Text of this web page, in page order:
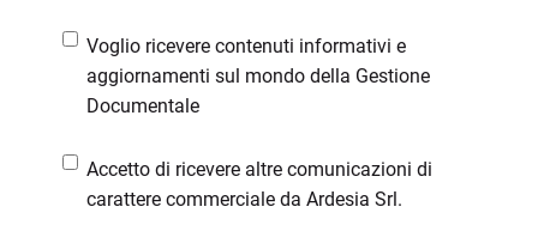
Voglio ricevere contenuti informativi e
aggiornamenti sul mondo della Gestione
Documentale
Accetto di ricevere altre comunicazioni di
carattere commerciale da Ardesia Srl.